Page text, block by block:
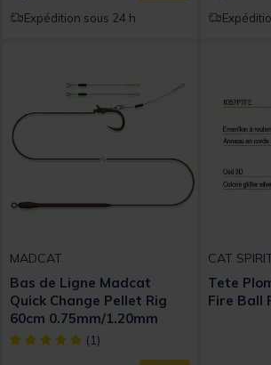
Expédition sous 24 h
MADCAT
Bas de Ligne Madcat
Quick Change Pellet Rig
60cm 0.75mm/1.20mm
61kg n°2/0
[object Object] out of 5 Customer Rating
(1)
CAT
Tete
Fire Ball